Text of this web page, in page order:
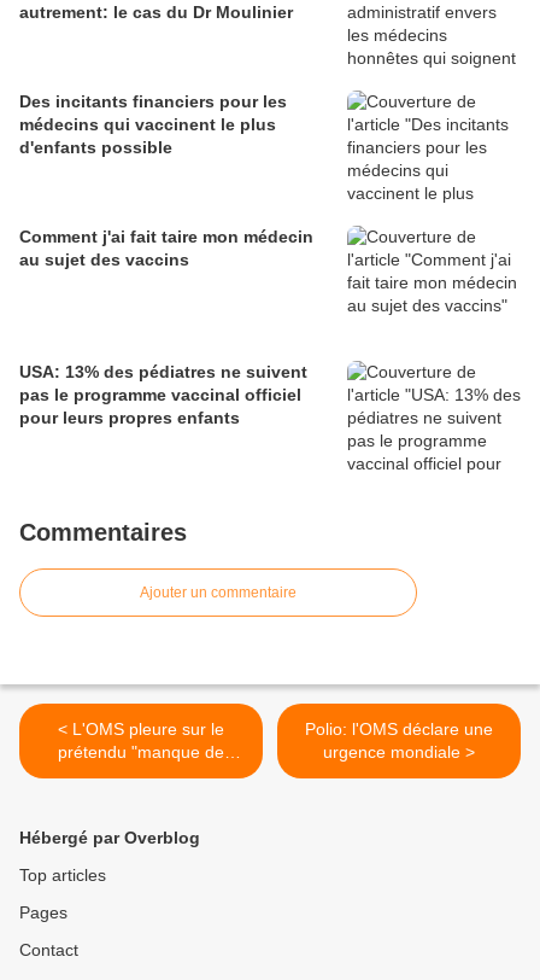
autrement: le cas du Dr Moulinier
Des incitants financiers pour les
médecins qui vaccinent le plus
d'enfants possible
Comment j'ai fait taire mon médecin
au sujet des vaccins
USA: 13% des pédiatres ne suivent
pas le programme vaccinal officiel
pour leurs propres enfants
Commentaires
Ajouter un commentaire
< L'OMS pleure sur le
prétendu "manque de
générosité des donateurs"
Polio: l'OMS déclare une
urgence mondiale >
Hébergé par Overblog
Top articles
Pages
Contact